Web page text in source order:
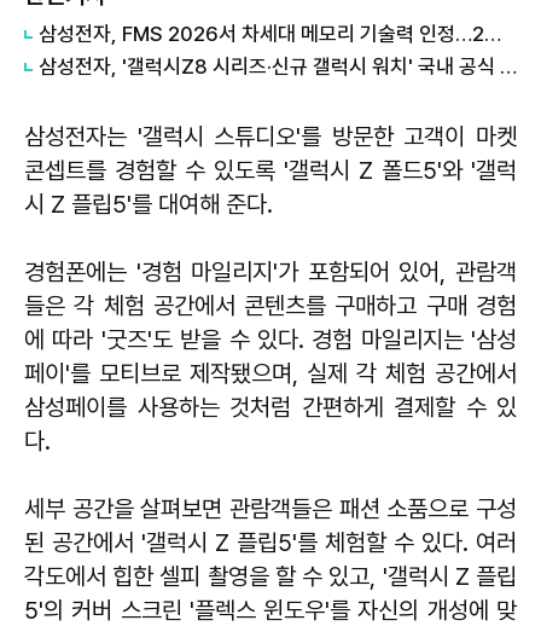
삼성전자, FMS 2026서 차세대 메모리 기술력 인정…2개 부문 수상
삼성전자, '갤럭시Z8 시리즈·신규 갤럭시 워치' 국내 공식 출시
삼성전자는 '갤럭시 스튜디오'를 방문한 고객이 마켓
콘셉트를 경험할 수 있도록 '갤럭시 Z 폴드5'와 '갤럭
시 Z 플립5'를 대여해 준다.
경험폰에는 '경험 마일리지'가 포함되어 있어, 관람객
들은 각 체험 공간에서 콘텐츠를 구매하고 구매 경험
에 따라 '굿즈'도 받을 수 있다. 경험 마일리지는 '삼성
페이'를 모티브로 제작됐으며, 실제 각 체험 공간에서
삼성페이를 사용하는 것처럼 간편하게 결제할 수 있
다.
세부 공간을 살펴보면 관람객들은 패션 소품으로 구성
된 공간에서 '갤럭시 Z 플립5'를 체험할 수 있다. 여러
각도에서 힙한 셀피 촬영을 할 수 있고, '갤럭시 Z 플립
5'의 커버 스크린 '플렉스 윈도우'를 자신의 개성에 맞